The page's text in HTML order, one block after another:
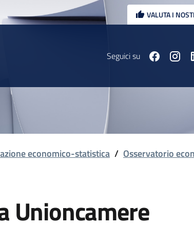
VALUTA I
Seguici su
economico-statistica / Osservatorio
Unioncamere